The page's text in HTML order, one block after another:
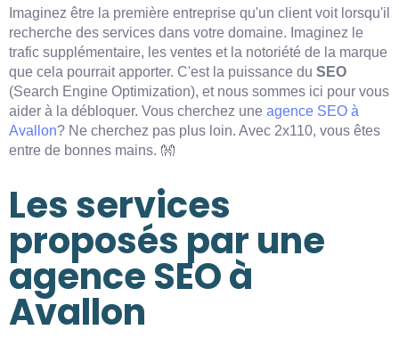
Imaginez être la première entreprise qu'un client voit lorsqu'il
recherche des services dans votre domaine. Imaginez le
trafic supplémentaire, les ventes et la notoriété de la marque
que cela pourrait apporter. C'est la puissance du SEO
(Search Engine Optimization), et nous sommes ici pour vous
aider à la débloquer. Vous cherchez une agence SEO à
Avallon? Ne cherchez pas plus loin. Avec 2x110, vous êtes
entre de bonnes mains. 👐
Les services
proposés par une
agence SEO à
Avallon